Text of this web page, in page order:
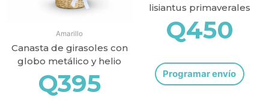
Amarillo
Canasta de girasoles con
globo metálico y helio
Q395
lisiantus primaverales
Q450
Programar envío